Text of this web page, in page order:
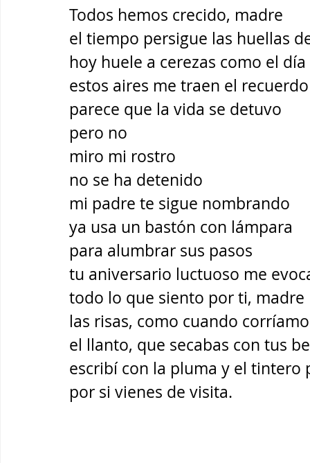
Todos hemos crecido, madre
el tiempo persigue las huellas
hoy huele a cerezas como el
estos aires me traen el
parece que la vida se detuvo
pero no
miro mi rostro
no se ha detenido
mi padre te sigue nombrando
ya usa un bastón con lámpara
para alumbrar sus pasos
tu aniversario luctuoso me
todo lo que siento por ti, madre
las risas, como cuando
el llanto, que secabas con tus
escribí con la pluma y el tintero
por si vienes de visita.